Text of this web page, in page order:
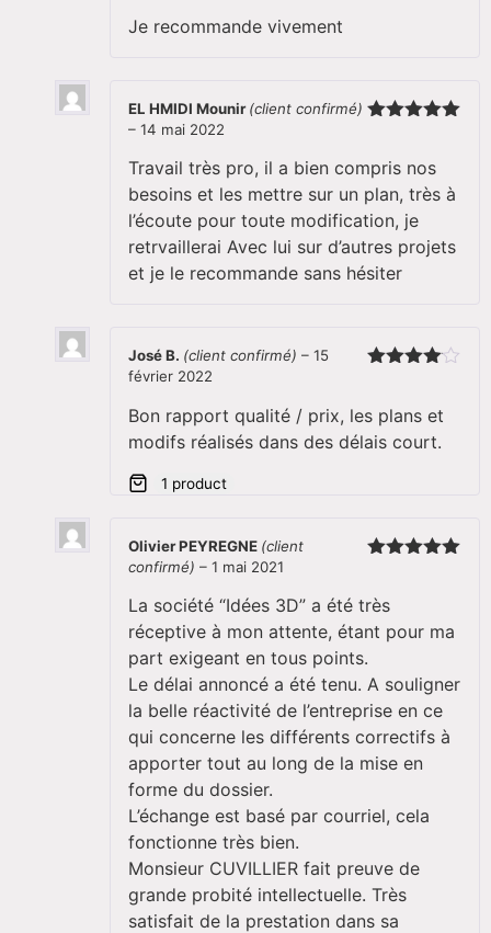
Olivier PEYREGNE (client
confirmé) – 1 mai 2021
La société “Idées 3D” a été très
réceptive à mon attente, étant pour ma
part exigeant en tous points.
Le délai annoncé a été tenu. A souligner
la belle réactivité de l’entreprise en ce
qui concerne les différents correctifs à
apporter tout au long de la mise en
forme du dossier.
L’échange est basé par courriel, cela
fonctionne très bien.
Monsieur CUVILLIER fait preuve de
grande probité intellectuelle. Très
satisfait de la prestation dans sa
José B. (client confirmé) – 15
février 2022
Bon rapport qualité / prix, les plans et
modifs réalisés dans des délais court.
1 product
EL HMIDI Mounir(client confirmé)
– 14 mai 2022
Travail très pro, il a bien compris nos
besoins et les mettre sur un plan, très à
l’écoute pour toute modification, je
retrvaillerai Avec lui sur d’autres projets
et je le recommande sans hésiter
Je recommande vivement